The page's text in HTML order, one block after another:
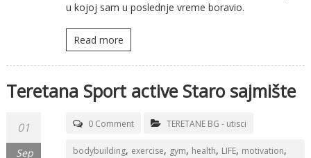
u kojoj sam u poslednje vreme boravio.
Read more
Teretana Sport active Staro sajmište
01
Sep
0 Comment TERETANE BG - utisci
bodybuilding, exercise, gym, health, LIFE, motivation,